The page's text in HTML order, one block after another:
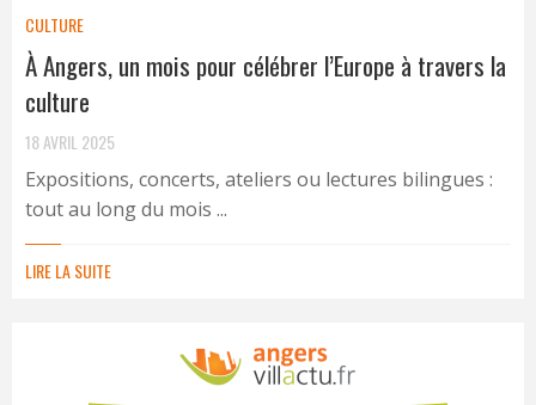
CULTURE
À Angers, un mois pour célébrer l’Europe à travers la
culture
18 AVRIL 2025
Expositions, concerts, ateliers ou lectures bilingues :
tout au long du mois ...
LIRE LA SUITE